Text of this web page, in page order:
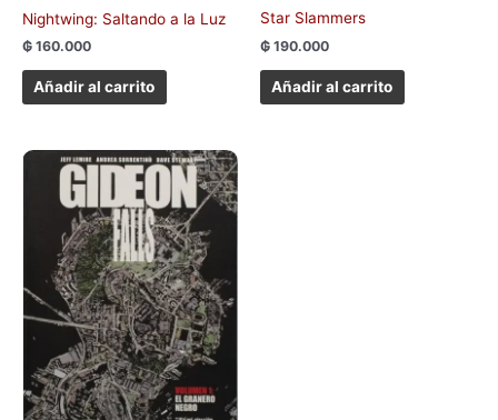
Nightwing: Saltando a la Luz
₲ 160.000
Añadir al carrito
Star Slammers
₲ 190.000
Añadir al carrito
Este
producto
tiene
múltiples
variantes.
Las
opciones
se
pueden
en